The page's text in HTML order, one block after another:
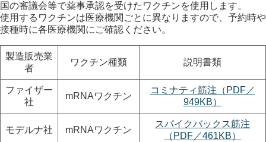
国の審議会等で薬事承認を受けたワクチンを使用します。
使用するワクチンは医療機関ごとに異なりますので、予約時や
接種時に各医療機関にご確認ください。
製造販売業
者
ワクチン種類 説明書類
ファイザー
社
mRNAワクチン
コミナティ筋注（PDF／
949KB）
モデルナ社 mRNAワクチン
スパイクバックス筋注
（PDF／461KB）